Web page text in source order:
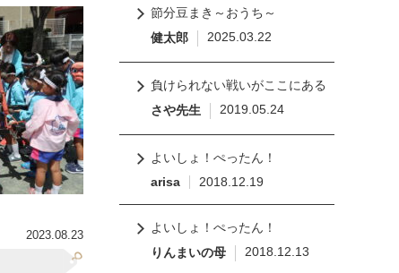
2023.08.23
節分豆まき～おうち～
健太郎
2025.03.22
負けられない戦いがここにある
さや先生
2019.05.24
よいしょ！ぺったん！
arisa
2018.12.19
よいしょ！ぺったん！
りんまいの母
2018.12.13